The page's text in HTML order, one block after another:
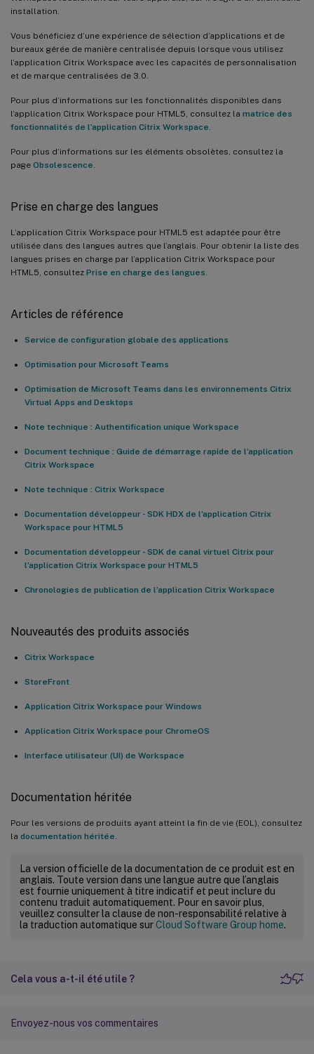
installation.
Vous bénéficiez d’une expérience de sélection d’applications et de
bureaux gérée de manière centralisée depuis lorsque vous utilisez
l’application Citrix Workspace avec les capacités de personnalisation
et de marque centralisées de 3.0.
Pour plus d’informations sur les fonctionnalités disponibles dans
l’application Citrix Workspace pour HTML5, consultez la matrice des
fonctionnalités de l’application Citrix Workspace
Pour plus d’informations sur les éléments obsolètes, consultez la
page Obsolescence
Prise en charge des langues
L’application Citrix Workspace pour HTML5 est adaptée pour être
utilisée dans des langues autres que l’anglais. Pour obtenir la liste des
langues prises en charge par l’application Citrix Workspace pour
HTML5, consultez Prise en charge des langues
Articles de référence
Service de configuration globale des applications
Optimisation pour Microsoft Teams
Optimisation de Microsoft Teams dans les environnements Citrix
Virtual Apps and Desktops
Note technique : Authentification unique Workspace
Document technique : Guide de démarrage rapide de l’application
Citrix Workspace
Note technique : Citrix Workspace
Documentation développeur - SDK HDX de l’application Citrix
Workspace pour HTML5
Documentation développeur - SDK de canal virtuel Citrix pour
l’application Citrix Workspace pour HTML5
Chronologies de publication de l’application Citrix Workspace
Nouveautés des produits associés
Citrix Workspace
StoreFront
Application Citrix Workspace pour Windows
Application Citrix Workspace pour ChromeOS
Interface utilisateur (UI) de Workspace
Documentation héritée
Pour les versions de produits ayant atteint la fin de vie (EOL), consultez
la documentation héritée
La version officielle de la documentation de ce produit est en
anglais. Toute version dans une langue autre que l’anglais
est fournie uniquement à titre indicatif et peut inclure du
contenu traduit automatiquement. Pour en savoir plus,
veuillez consulter la clause de non-responsabilité relative à
la traduction automatique surCloud Software Group home.
Cela vous a-t-il été utile ?
Envoyez-nous vos commentaires